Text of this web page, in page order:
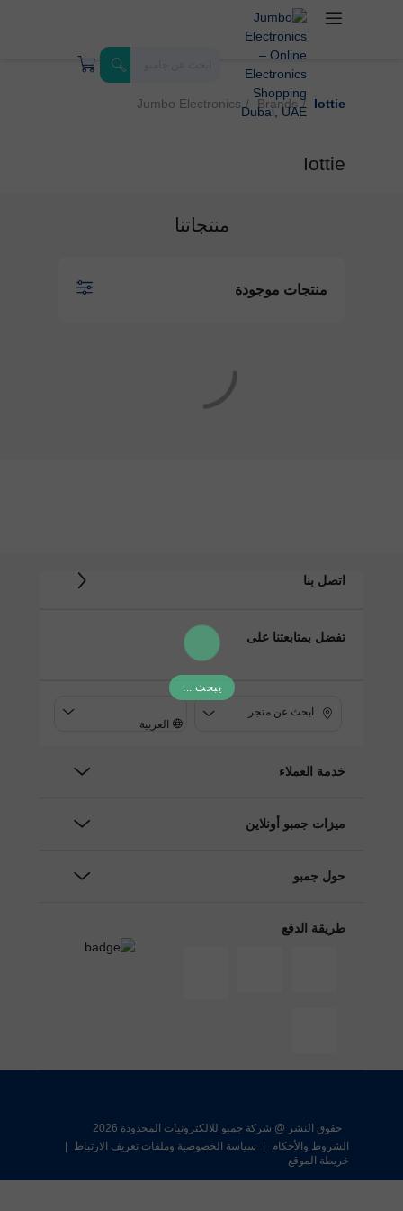
يبحث ...
Jumbo Electronics Brands Iottie
Iottie
منتجاتنا
منتجات موجودة
اتصل بنا
تفضل بمتابعتنا على
ابحث عن متجر
العربية
خدمة العملاء
ميزات جمبو أونلاين
حول جمبو
طريقة الدفع
حقوق النشر @ شركة جمبو للالكترونيات المحدودة 2026
الشروط والأحكام
سياسة الخصوصية وملفات تعريف الارتباط
خريطة الموقع